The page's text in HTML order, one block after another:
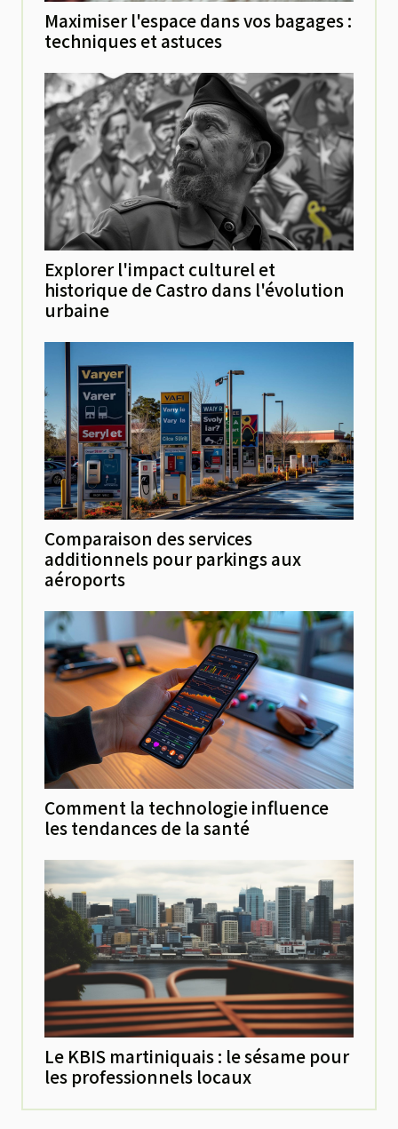
Maximiser l'espace dans vos bagages :
techniques et astuces
Explorer l'impact culturel et
historique de Castro dans l'évolution
urbaine
Comparaison des services
additionnels pour parkings aux
aéroports
Comment la technologie influence
les tendances de la santé
Le KBIS martiniquais : le sésame pour
les professionnels locaux